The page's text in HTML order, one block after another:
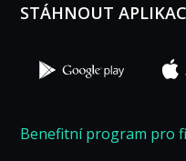
STÁHNOUT
Benefitní program pro